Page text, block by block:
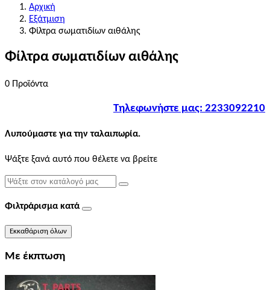
Αρχική
Εξάτμιση
Φίλτρα σωματιδίων αιθάλης
Φίλτρα σωματιδίων αιθάλης
0 Προϊόντα
Τηλεφωνήστε μας: 2233092210
Λυπούμαστε για την ταλαιπωρία.
Ψάξτε ξανά αυτό που θέλετε να βρείτε
Φιλτράρισμα κατά
Εκκαθάριση όλων
Με έκπτωση